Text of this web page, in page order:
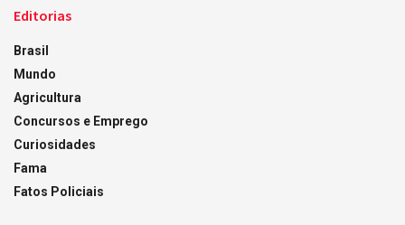
Editorias
Brasil
Mundo
Agricultura
Concursos e Emprego
Curiosidades
Fama
Fatos Policiais